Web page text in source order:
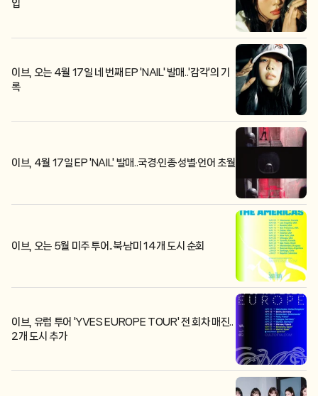
입
이브, 오는 4월 17일 네 번째 EP 'NAIL' 발매..'감각'의 기
록
이브, 4월 17일 EP 'NAIL' 발매..국경·인종·성별·언어 초월
이브, 오는 5월 미주 투어..북·남미 14개 도시 순회
이브, 유럽 투어 'YVES EUROPE TOUR' 전 회차 매진..
2개 도시 추가